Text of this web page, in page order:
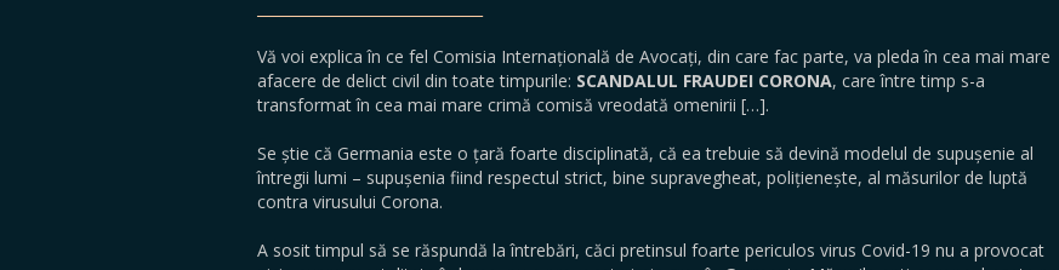
Vă voi explica în ce fel Comisia Internațională de Avocați, din care fac parte, va pleda în cea mai mare
afacere de delict civil din toate timpurile: SCANDALUL FRAUDEI CORONA, care între timp s-a
transformat în cea mai mare crimă comisă vreodată omenirii […].
Se știe că Germania este o țară foarte disciplinată, că ea trebuie să devină modelul de supușenie al
întregii lumi – supușenia fiind respectul strict, bine supravegheat, polițienește, al măsurilor de luptă
contra virusului Corona.
A sosit timpul să se răspundă la întrebări, căci pretinsul foarte periculos virus Covid-19 nu a provocat